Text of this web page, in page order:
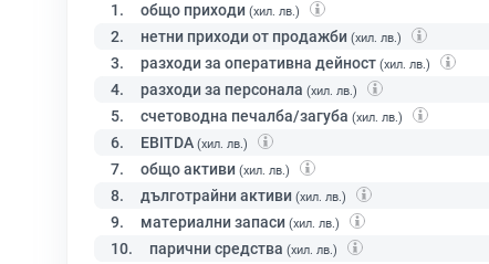
1.
общо приходи (хил. лв.)
2. нетни приходи от продажби (хил. лв.)
3. разходи за оперативна дейност (хил. лв.)
4. разходи за персонала (хил. лв.)
5. счетоводна печалба/загуба (хил. лв.)
6. EBITDA (хил. лв.)
7. общо активи (хил. лв.)
8. дълготрайни активи (хил. лв.)
9. материални запаси (хил. лв.)
10. парични средства (хил. лв.)